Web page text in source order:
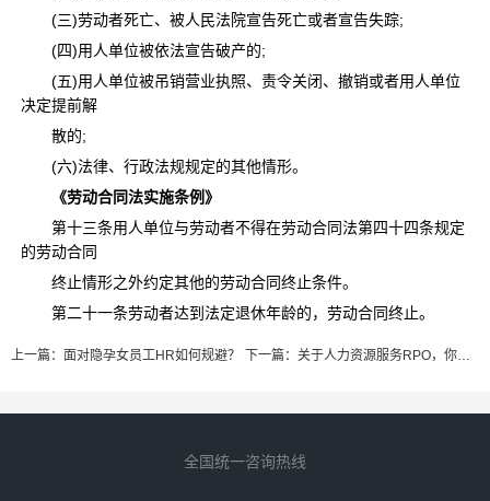
(三)劳动者死亡、被人民法院宣告死亡或者宣告失踪;
(四)用人单位被依法宣告破产的;
(五)用人单位被吊销营业执照、责令关闭、撤销或者用人单位
决定提前解
散的;
(六)法律、行政法规规定的其他情形。
《劳动合同法实施条例》
第十三条用人单位与劳动者不得在劳动合同法第四十四条规定
的劳动合同
终止情形之外约定其他的劳动合同终止条件。
第二十一条劳动者达到法定退休年龄的，劳动合同终止。
上一篇： 面对隐孕女员工HR如何规避？ 下一篇： 关于人力资源服务RPO，你需要知道这些
全国统一咨询热线